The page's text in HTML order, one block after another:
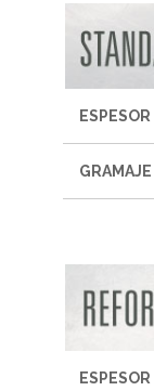
ESPESOR
GRAMAJE
ESPESOR